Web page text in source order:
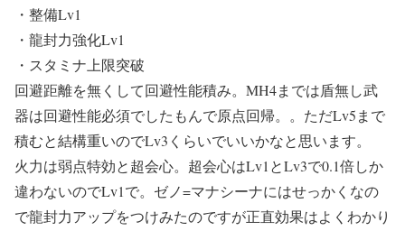
・整備Lv1
・龍封力強化Lv1
・スタミナ上限突破
回避距離を無くして回避性能積み。MH4までは盾無し武
器は回避性能必須でしたもんで原点回帰。。ただLv5まで
積むと結構重いのでLv3くらいでいいかなと思います。
火力は弱点特効と超会心。超会心はLv1とLv3で0.1倍しか
違わないのでLv1で。ゼノ=マナシーナにはせっかくなの
で龍封力アップをつけみたのですが正直効果はよくわかり